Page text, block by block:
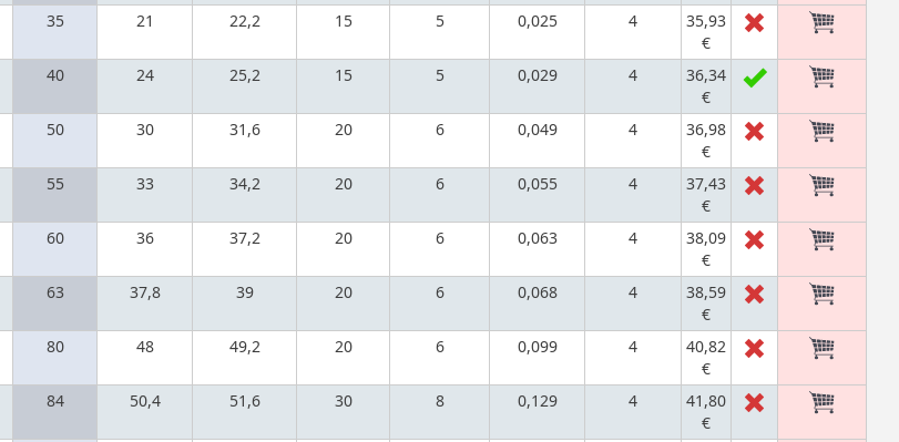
35 21 22,2 15 5 0,025 4
35,93
€
40 24 25,2 15 5 0,029 4
36,34
€
50 30 31,6 20 6 0,049 4
36,98
€
55 33 34,2 20 6 0,055 4
37,43
€
60 36 37,2 20 6 0,063 4
38,09
€
63 37,8 39 20 6 0,068 4
38,59
€
80 48 49,2 20 6 0,099 4
40,82
€
84 50,4 51,6 30 8 0,129 4
41,80
€